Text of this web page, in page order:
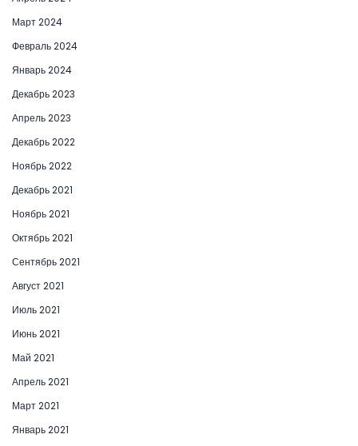
Март 2024
Февраль 2024
Январь 2024
Декабрь 2023
Апрель 2023
Декабрь 2022
Ноябрь 2022
Декабрь 2021
Ноябрь 2021
Октябрь 2021
Сентябрь 2021
Август 2021
Июль 2021
Июнь 2021
Май 2021
Апрель 2021
Март 2021
Январь 2021